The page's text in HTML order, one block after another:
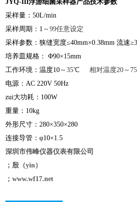
JYQ-III浮游细菌采样器产品技术参数
采样量：50L/min
采样周期：1 ～99任意设定
采样参数：狭缝宽度≤40mm×0.38mm 流速
培养皿规格：
Φ90×15mm
工作环境：温度10 ～35℃ 相对温度20～
电源：AC 220V 50Hz
zui大功耗 ：100W
重量： 10kg
外形尺寸 ：280×350×280
连接导管：φ10×1.5
深圳市伟峰仪器仪表有限公司
；殷（yin）
；www.wf17.net